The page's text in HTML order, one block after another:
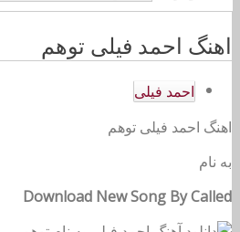
اهنگ احمد فیلی توهم
احمد فیلی
اهنگ احمد فیلی توهم
به نام
Download New Song By Called